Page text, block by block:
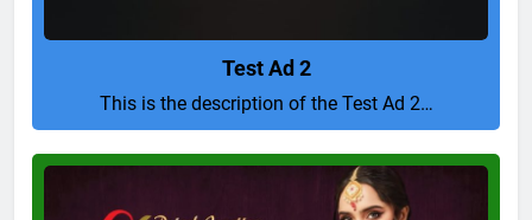
Test Ad 2
This is the description of the Test Ad 2…